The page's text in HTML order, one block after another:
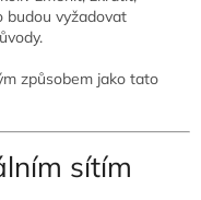
budou vyžadovat
způsobem jako tato
sítím